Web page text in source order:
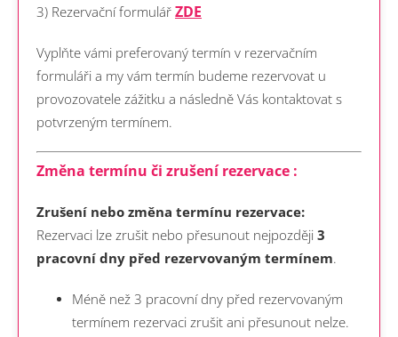
3) Rezervační formulář ZDE
Vyplňte vámi preferovaný termín v rezervačním
formuláři a my vám termín budeme rezervovat u
provozovatele zážitku a následně Vás kontaktovat s
potvrzeným termínem.
Změna termínu či zrušení rezervace :
Zrušení nebo změna termínu rezervace:
Rezervaci lze zrušit nebo přesunout nejpozději 3
pracovní dny před rezervovaným termínem.
Méně než 3 pracovní dny před rezervovaným
termínem rezervaci zrušit ani přesunout nelze.